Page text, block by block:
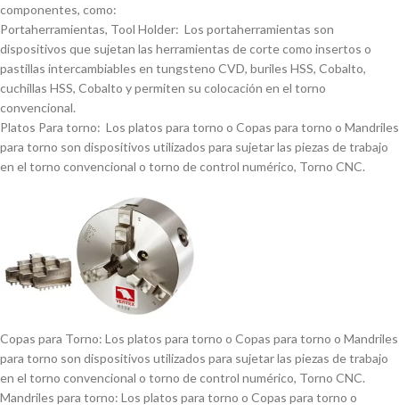
componentes, como:
Portaherramientas, Tool Holder: Los portaherramientas son
dispositivos que sujetan las herramientas de corte como insertos o
pastillas intercambiables en tungsteno CVD, buriles HSS, Cobalto,
cuchillas HSS, Cobalto y permiten su colocación en el torno
convencional.
Platos Para torno: Los platos para torno o Copas para torno o Mandriles
para torno son dispositivos utilizados para sujetar las piezas de trabajo
en el torno convencional o torno de control numérico, Torno CNC.
Copas para Torno: Los platos para torno o Copas para torno o Mandriles
para torno son dispositivos utilizados para sujetar las piezas de trabajo
en el torno convencional o torno de control numérico, Torno CNC.
Mandriles para torno: Los platos para torno o Copas para torno o